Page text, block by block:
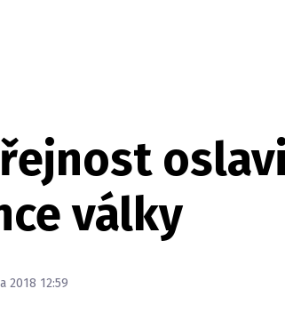
války
2018 12:59